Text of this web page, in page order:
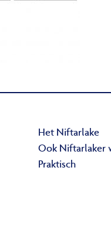
Het Niftarlake
Ook Niftarlaker
Praktisch